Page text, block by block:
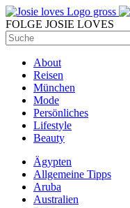
FOLGE JOSIE LOVES
About
Reisen
München
Mode
Persönliches
Lifestyle
Beauty
Ägypten
Allgemeine Tipps
Aruba
Australien